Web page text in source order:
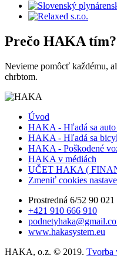
Prečo HAKA tím?
Nevieme pomôcť každému,
chrbtom.
Úvod
HAKA - Hľadá sa auto
HAKA - Hľadá sa
HAKA - Poškodené
HAKA v médiách
UČET HAKA (
Zmeniť cookies
Prostredná 6/52 90
+421 910 666 910
www.hakasystem.eu
HAKA, o.z. © 2019. Tvorba